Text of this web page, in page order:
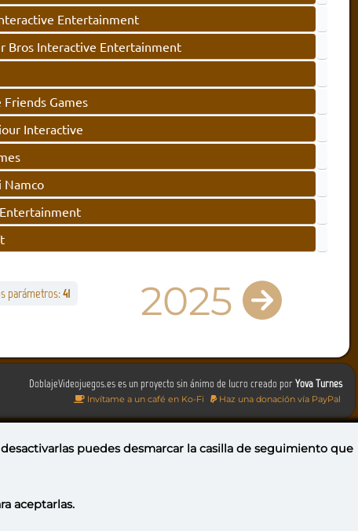
Entertainment
Bros Interactive Entertainment
Games
Interactive
Namco
2025
parámetros:41
DoblajeVideojuegos.es es un proyecto sin ánimo de lucro creado porYova Turnes
Invítame a un café en Ko-Fi Haz una donación vía PayPal
puedesdesmarcar la casilla de seguimiento que
aceptarlas.